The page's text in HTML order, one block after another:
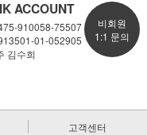
ACCOUNT
910058-75507
01-052905
김수희
비회원
1:1 문의
고객센터